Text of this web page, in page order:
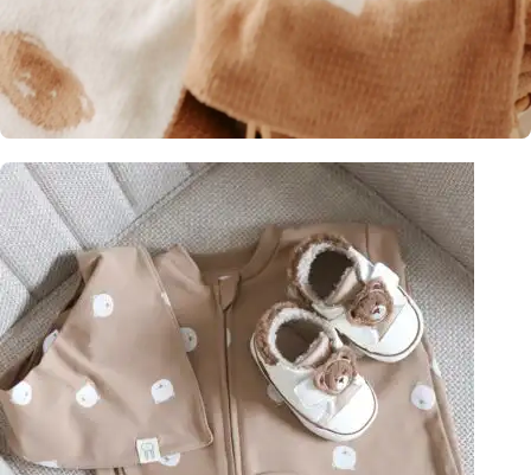
Just Kiddin'
Istraži novu kolekciju od
organskog pamuka!
Saznaj više